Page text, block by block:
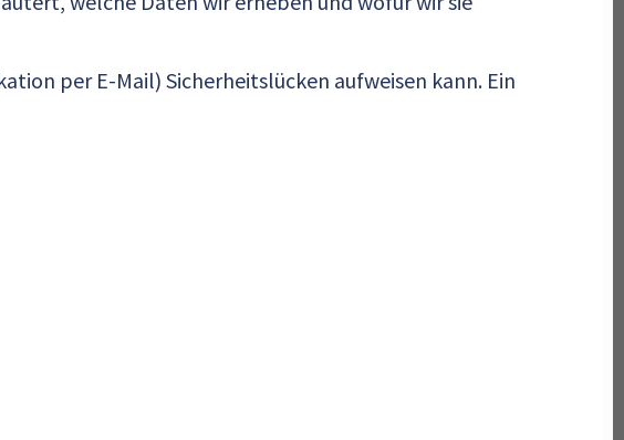
per E-Mail) Sicherheitslücken aufweisen kann. Ein